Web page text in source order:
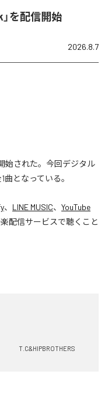
」を配信開始
2026.8.7
始された。今回デジタル
曲となっている。
、 LINE MUSIC、 YouTube
配信サービスで聴くこと
T.C&HIPBROTHERS